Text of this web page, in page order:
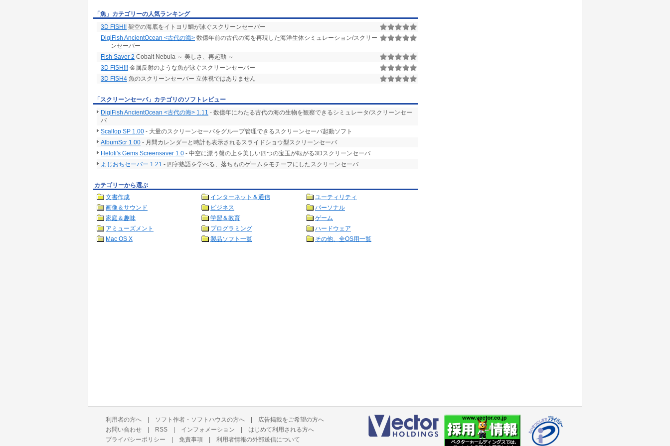
「魚」カテゴリーの人気ランキング
3D FISH!! 架空の海底をイトヨリ鯛が泳ぐスクリーンセーバー
DigiFish AncientOcean <古代の海> 数億年前の古代の海を再現した海洋生体シミュレーション/スクリー
ンセーバー
Fish Saver 2 Cobalt Nebula ～ 美しさ、再起動 ～
3D FISH!!! 金属反射のような魚が泳ぐスクリーンセーバー
3D FISH4 魚のスクリーンセーバー 立体視ではありません
「スクリーンセーバ」カテゴリのソフトレビュー
DigiFish AncientOcean <古代の海> 1.11 - 数億年にわたる古代の海の生物を観察できるシミュレータ/スクリーンセー
バ
Scallop SP 1.00 - 大量のスクリーンセーバをグループ管理できるスクリーンセーバ起動ソフト
AlbumScr 1.00 - 月間カレンダーと時計も表示されるスライドショウ型スクリーンセーバ
Heloli's Gems Screensaver 1.0 - 中空に漂う盤の上を美しい四つの宝玉が転がる3Dスクリーンセーバ
よじおちセーバー 1.21 - 四字熟語を学べる、落ちものゲームをモチーフにしたスクリーンセーバ
カテゴリーから選ぶ
文書作成
インターネット＆通信
ユーティリティ
画像＆サウンド
ビジネス
パーソナル
家庭＆趣味
学習＆教育
ゲーム
アミューズメント
プログラミング
ハードウェア
Mac OS X
製品ソフト一覧 その他、全OS用一覧
利用者の方へ | ソフト作者・ソフトハウスの方へ | 広告掲載をご希望の方へ
お問い合わせ | RSS | インフォメーション | はじめて利用される方へ
プライバシーポリシー | 免責事項 | 利用者情報の外部送信について